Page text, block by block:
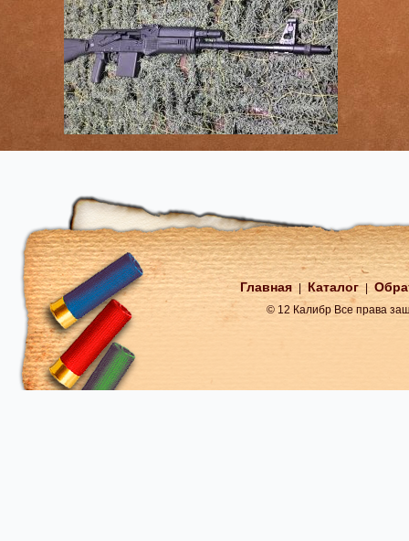
Главная Каталог
© 12 Калибр Все права